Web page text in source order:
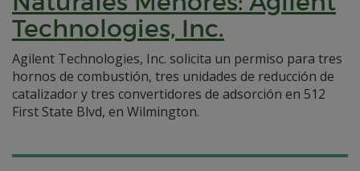
Technologies, Inc.
Agilent Technologies, Inc. solicita un permiso para tres
hornos de combustión, tres unidades de reducción de
catalizador y tres convertidores de adsorción en 512
First State Blvd, en Wilmington.